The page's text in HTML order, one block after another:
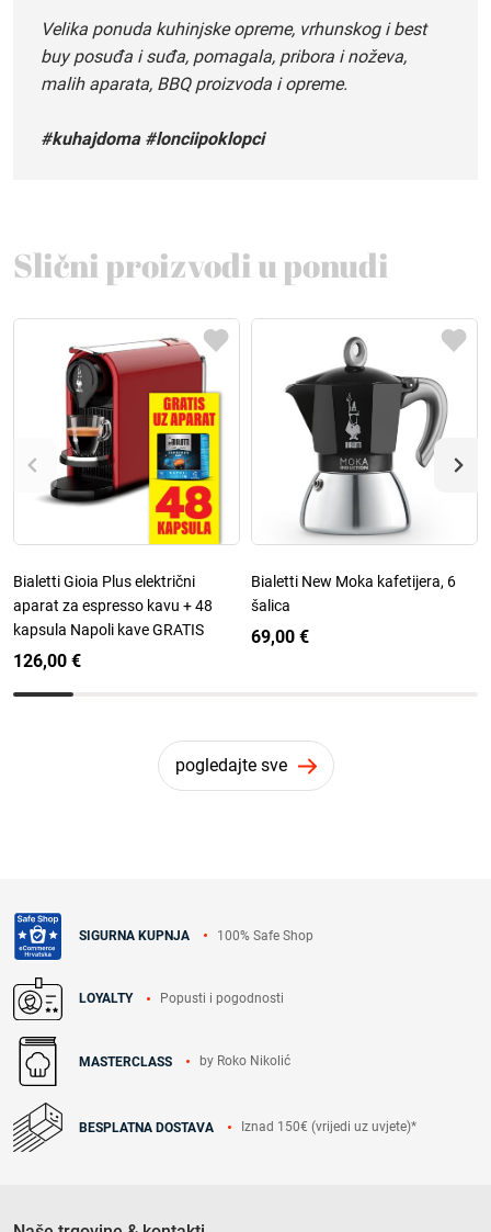
Velika ponuda kuhinjske opreme, vrhunskog i best
buy posuđa i suđa, pomagala, pribora i noževa,
malih aparata, BBQ proizvoda i opreme.
#kuhajdoma #lonciipoklopci
Slični proizvodi u ponudi
Bialetti Gioia Plus električni
aparat za espresso kavu + 48
kapsula Napoli kave GRATIS
126,00 €
Bialetti New Moka kafetijera, 6
šalica
69,00 €
pogledajte sve
SIGURNA KUPNJA 100% Safe Shop
LOYALTY Popusti i pogodnosti
MASTERCLASS by Roko Nikolić
BESPLATNA DOSTAVA Iznad 150€ (vrijedi uz uvjete)*